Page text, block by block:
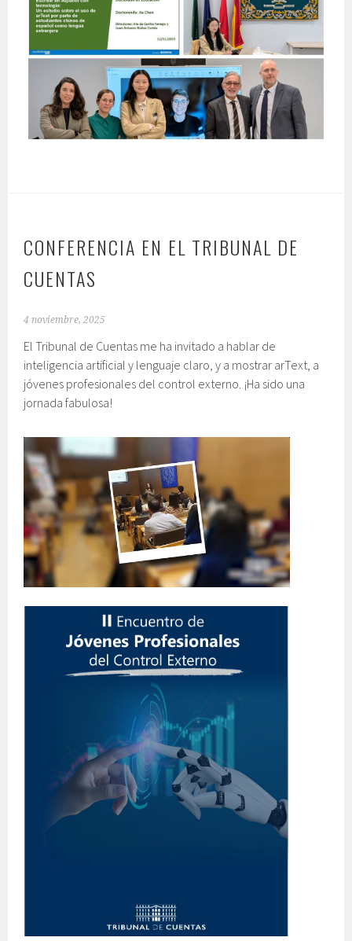
CONFERENCIA EN EL TRIBUNAL DE
CUENTAS
4 noviembre, 2025
El Tribunal de Cuentas me ha invitado a hablar de
inteligencia artificial y lenguaje claro, y a mostrar arText, a
jóvenes profesionales del control externo. ¡Ha sido una
jornada fabulosa!